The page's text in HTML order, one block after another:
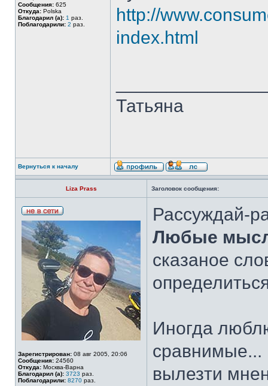
Сообщения: 625
Откуда: Polska
Благодарил (а): 1 раз.
Поблагодарили: 2 раз.
http://
index.html
Татьяна
Вернуться к началу
Liza Prass Заголовок сообщения:
Зарегистрирован: 08 авг 2005, 20:06
Сообщения: 24560
Откуда: Москва-Варна
Благодарил (а): 3723 раз.
Поблагодарили: 8270 раз.
Рассуждай-
Любые
сказаное
Иногда
сравнимые...
вылезти